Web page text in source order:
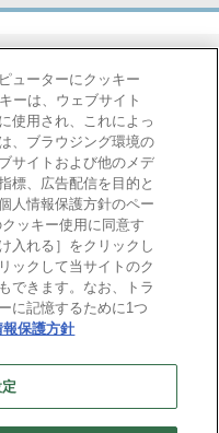
コラム
製造業業務に役立つ情報
やポイントを掲載してい
ます。
ューターにクッキー
ーは、ウェブサイト
使用され、これによっ
、ブラウジング環境の
サイトおよび他のメデ
標、広告配信を目的と
人情報保護方針のペー
ッキー使用に同意す
入れる］をクリックし
ックして当サイトのク
できます。なお、トラ
に記憶するために1つ
報保護方針